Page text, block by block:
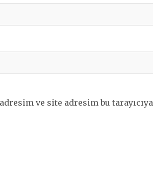
ve site adresim bu tarayıcıya